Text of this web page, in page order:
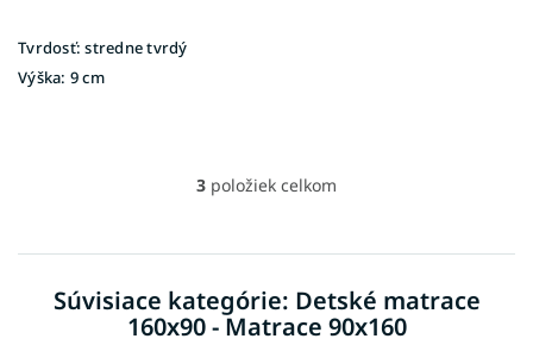
Tvrdosť: stredne tvrdý
Výška: 9 cm
O
á
a
c
3 položiek celkom
Súvisiace kategórie: Detské matrace
160x90 - Matrace 90x160